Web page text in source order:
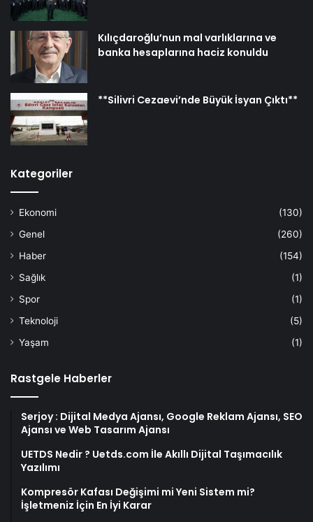
Kılıçdaroğlu’nun mal varlıklarına ve
banka hesaplarına haciz konuldu
**Silivri Cezaevi’nde Büyük İsyan Çıktı**
Kategoriler
Ekonomi
(130)
Genel
(260)
Haber
(154)
Sağlık
(1)
Spor
(1)
Teknoloji
(5)
Yaşam
(1)
Rastgele Haberler
Serjoy : Dijital Medya Ajansı, Google Reklam Ajansı, SEO
Ajansı ve Web Tasarım Ajansı
UETDS Nedir ? Uetds.com İle Akıllı Dijital Taşımacılık
Yazılımı
Kompresör Kafası Değişimi mi Yeni Sistem mi?
İşletmeniz İçin En İyi Karar